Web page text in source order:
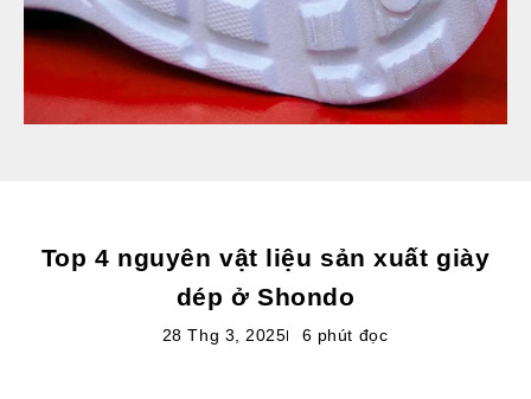
Top 4 nguyên vật liệu sản xuất giày
dép ở Shondo
28 Thg 3, 2025 6 phút đọc